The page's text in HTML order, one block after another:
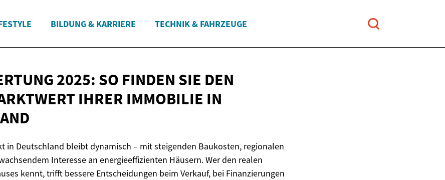
BILDUNG & KARRIERE TECHNIK & FAHRZEUGE
2025: SO FINDEN SIE DEN
IHRER IMMOBILIE IN
in Deutschland bleibt dynamisch – mit steigenden Baukosten, regionalen
Interesse an energieeffizienten Häusern. Wer den realen
kennt, trifft bessere Entscheidungen beim Verkauf, bei Finanzierungen